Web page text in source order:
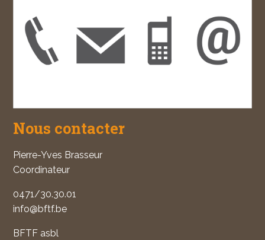
Nous contacter
Pierre-Yves Brasseur
Coordinateur
0471/30.30.01
info@bftf.be
BFTF asbl